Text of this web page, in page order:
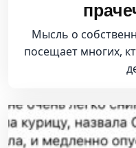
Мысль о
посещает многих,